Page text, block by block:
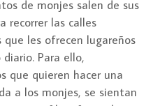
de monjes salen de sus
recorrer las calles
les ofrecen lugareños
Para ello,
que quieren hacer una
a los monjes, se sientan